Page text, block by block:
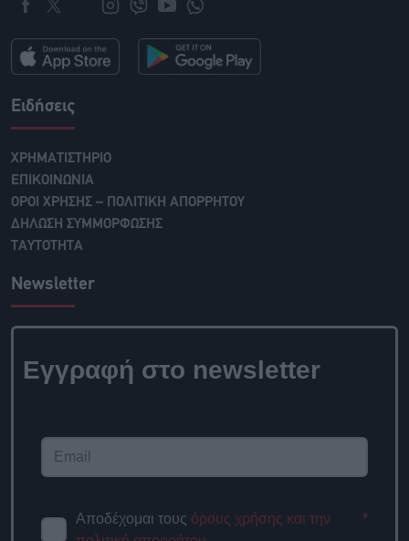
Ειδήσεις
ΧΡΗΜΑΤΙΣΤΗΡΙΟ
ΕΠΙΚΟΙΝΩΝΙΑ
ΟΡΟΙ ΧΡΗΣΗΣ – ΠΟΛΙΤΙΚΗ ΑΠΟΡΡΗΤΟΥ
ΔΗΛΩΣΗ ΣΥΜΜΟΡΦΩΣΗΣ
ΤΑΥΤΟΤΗΤΑ
Newsletter
Εγγραφή στο newsletter
Αποδέχομαι τους όρους χρήσης και την
*